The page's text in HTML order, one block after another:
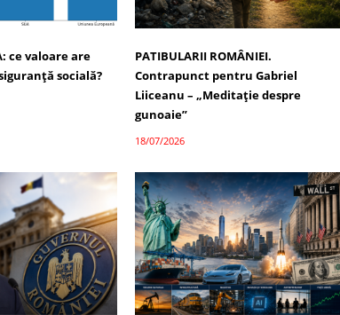
ce valoare are
socială?
PATIBULARII ROMÂNIEI.
Contrapunct pentru Gabriel
Liiceanu – „Meditație despre
gunoaie”
18/07/2026